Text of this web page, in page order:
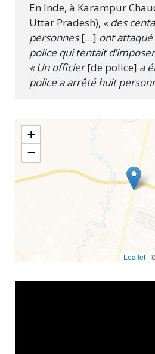
En Inde, à Karampur
Uttar Pradesh), « des
personnes[…] ont
police qui tentait
« Un officier[de police] a
police a arrêté huit
+
−
Leaflet |